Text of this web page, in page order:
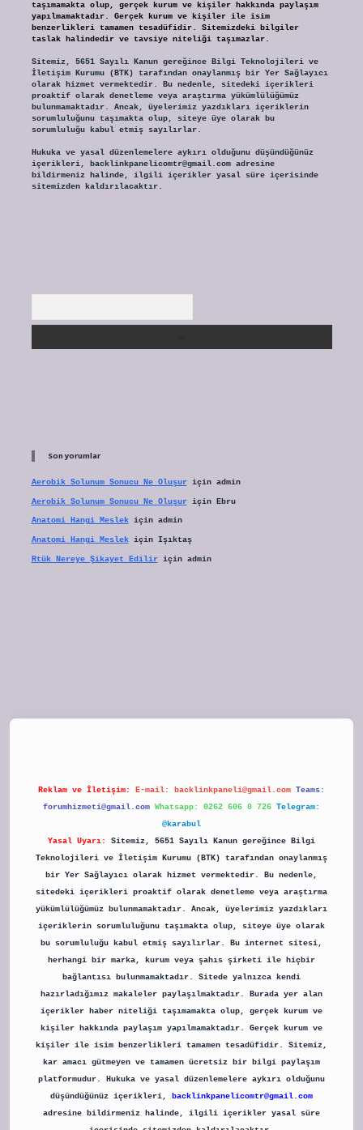
taşımamakta olup, gerçek kurum ve kişiler hakkında paylaşım
yapılmamaktadır. Gerçek kurum ve kişiler ile isim
benzerlikleri tamamen tesadüfidir. Sitemizdeki bilgiler
taslak halindedir ve tavsiye niteliği taşımazlar.
Sitemiz, 5651 Sayılı Kanun gereğince Bilgi Teknolojileri ve
İletişim Kurumu (BTK) tarafından onaylanmış bir Yer Sağlayıcı
olarak hizmet vermektedir. Bu nedenle, sitedeki içerikleri
proaktif olarak denetleme veya araştırma yükümlülüğümüz
bulunmamaktadır. Ancak, üyelerimiz yazdıkları içeriklerin
sorumluluğunu taşımakta olup, siteye üye olarak bu
sorumluluğu kabul etmiş sayılırlar.
Hukuka ve yasal düzenlemelere aykırı olduğunu düşündüğünüz
içerikleri, backlinkpanelicomtr@gmail.comadresine
bildirmeniz halinde, ilgili içerikler yasal süre içerisinde
sitemizden kaldırılacaktır.
Son yorumlar
Aerobik Solunum Sonucu Ne Oluşuriçin admin
Aerobik Solunum Sonucu Ne Oluşuriçin Ebru
Anatomi Hangi Meslekiçin admin
Anatomi Hangi Meslekiçin Işıktaş
Rtük Nereye Şikayet Ediliriçin admin
Reklam ve İletişim: E-mail: backlinkpaneli@gmail.com Teams:
forumhizmeti@gmail.com Whatsapp: 0262 606 0 726 Telegram:
@karabul
Yasal Uyarı:
Sitemiz, 5651 Sayılı Kanun gereğince Bilgi
Teknolojileri ve İletişim Kurumu (BTK) tarafından onaylanmış
bir Yer Sağlayıcı olarak hizmet vermektedir. Bu nedenle,
sitedeki içerikleri proaktif olarak denetleme veya araştırma
yükümlülüğümüz bulunmamaktadır. Ancak, üyelerimiz yazdıkları
içeriklerin sorumluluğunu taşımakta olup, siteye üye olarak
bu sorumluluğu kabul etmiş sayılırlar. Bu internet sitesi,
herhangi bir marka, kurum veya şahıs şirketi ile hiçbir
bağlantısı bulunmamaktadır. Sitede yalnızca kendi
hazırladığımız makaleler paylaşılmaktadır. Burada yer alan
içerikler haber niteliği taşımamakta olup, gerçek kurum ve
kişiler hakkında paylaşım yapılmamaktadır. Gerçek kurum ve
kişiler ile isim benzerlikleri tamamen tesadüfidir. Sitemiz,
kar amacı gütmeyen ve tamamen ücretsiz bir bilgi paylaşım
platformudur. Hukuka ve yasal düzenlemelere aykırı olduğunu
düşündüğünüz içerikleri,
backlinkpanelicomtr@gmail.com
adresine bildirmeniz halinde, ilgili içerikler yasal süre